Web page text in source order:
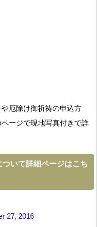
厄除け御祈祷の申込方
ージで現地写真付きで詳
いて詳細ページはこち
27, 2016